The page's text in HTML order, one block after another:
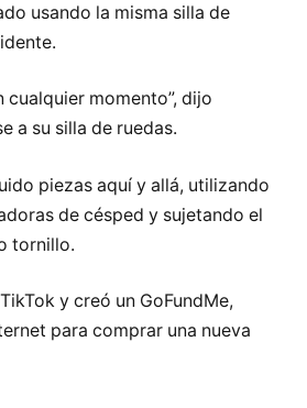
usando la misma silla de
cualquier momento”, dijo
a su silla de ruedas.
piezas aquí y allá, utilizando
de césped y sujetando el
tornillo.
y creó un GoFundMe,
para comprar una nueva